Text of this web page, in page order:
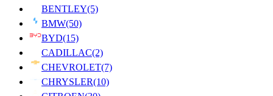
BENTLEY(5)
BMW(50)
BYD(15)
CADILLAC(2)
CHEVROLET(7)
CHRYSLER(10)